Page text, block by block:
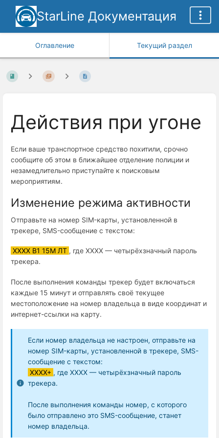
StarLine Документация
Оглавление Текущий раздел
Действия при угоне
Если ваше транспортное средство похитили, срочно
сообщите об этом в ближайшее отделение полиции и
незамедлительно приступайте к поисковым
мероприятиям.
Изменение режима активности
Отправьте на номер SIM-карты, установленной в
трекере, SMS-сообщение с текстом:
XXXX В1 15М ЛТ , где XXXX — четырёхзначный пароль
трекера.
После выполнения команды трекер будет включаться
каждые 15 минут и отправлять своё текущее
местоположение на номер владельца в виде координат и
интернет-ссылки на карту.
Если номер владельца не настроен, отправьте на
номер SIM-карты, установленной в трекере, SMS-
сообщение с текстом:
XXXX+ , где XXXX — четырёхзначный пароль
трекера.
После выполнения команды номер, с которого
было отправлено это SMS-сообщение, станет
номер владельца.